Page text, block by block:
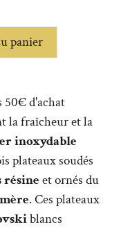
panier
50€ d'achat
la fraîcheur et la
inoxydable
plateaux soudés
résineet ornés du
. Ces plateaux
blancs